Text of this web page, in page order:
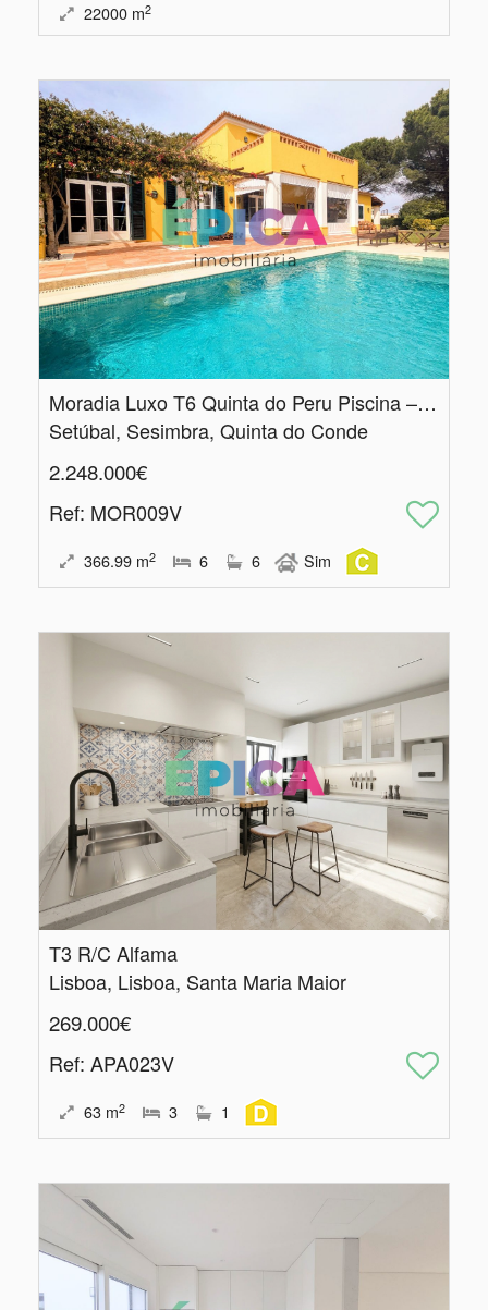
22000 m2
Moradia Luxo T6 Quinta do Peru Piscina – Condomínio Exclusivo Golfe
Setúbal, Sesimbra, Quinta do Conde
2.248.000€
Ref: MOR009V
366.99 m2 6 6 Sim
T3 R/C Alfama
Lisboa, Lisboa, Santa Maria Maior
269.000€
Ref: APA023V
63 m2 3 1